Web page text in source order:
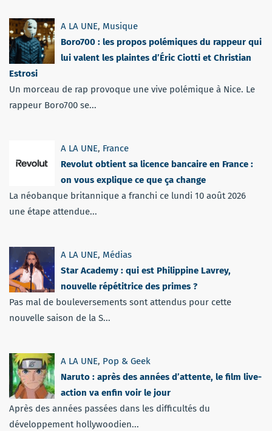
A LA UNE, Musique
Boro700 : les propos polémiques du rappeur qui
lui valent les plaintes d’Éric Ciotti et Christian
Estrosi
Un morceau de rap provoque une vive polémique à Nice. Le
rappeur Boro700 se...
A LA UNE, France
Revolut obtient sa licence bancaire en France :
on vous explique ce que ça change
La néobanque britannique a franchi ce lundi 10 août 2026
une étape attendue...
A LA UNE, Médias
Star Academy : qui est Philippine Lavrey,
nouvelle répétitrice des primes ?
Pas mal de bouleversements sont attendus pour cette
nouvelle saison de la S...
A LA UNE, Pop & Geek
Naruto : après des années d’attente, le film live-
action va enfin voir le jour
Après des années passées dans les difficultés du
développement hollywoodien...